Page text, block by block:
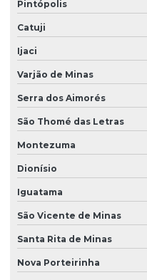
Pintópolis
Catuji
Ijaci
Varjão de Minas
Serra dos Aimorés
São Thomé das Letras
Montezuma
Dionísio
Iguatama
São Vicente de Minas
Santa Rita de Minas
Nova Porteirinha